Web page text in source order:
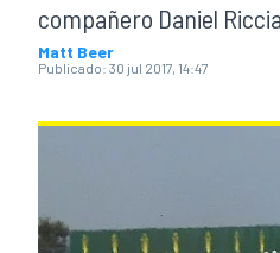
MOTOGP
compañero Daniel
Matt Beer
Publicado: 30 jul 2017, 14:47